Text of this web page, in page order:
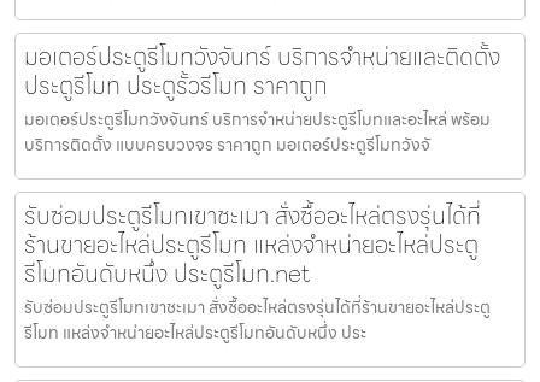
มอเตอร์ประตูรีโมทวังจันทร์ บริการจำหน่ายและติดตั้ง
ประตูรีโมท ประตูรั้วรีโมท ราคาถูก
มอเตอร์ประตูรีโมทวังจันทร์ บริการจำหน่ายประตูรีโมทและอะไหล่ พร้อม
บริการติดตั้ง แบบครบวงจร ราคาถูก มอเตอร์ประตูรีโมทวังจั
รับซ่อมประตูรีโมทเขาชะเมา สั่งซื้ออะไหล่ตรงรุ่นได้ที่
ร้านขายอะไหล่ประตูรีโมท แหล่งจำหน่ายอะไหล่ประตู
รีโมทอันดับหนึ่ง ประตูรีโมท.net
รับซ่อมประตูรีโมทเขาชะเมา สั่งซื้ออะไหล่ตรงรุ่นได้ที่ร้านขายอะไหล่ประตู
รีโมท แหล่งจำหน่ายอะไหล่ประตูรีโมทอันดับหนึ่ง ประ